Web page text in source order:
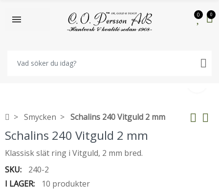
0 0
Smycken Schalins 240 Vitguld 2 mm
Schalins 240 Vitguld 2 mm
Klassisk slät ring i Vitguld, 2 mm bred.
SKU:
240-2
I LAGER:
10 produkter